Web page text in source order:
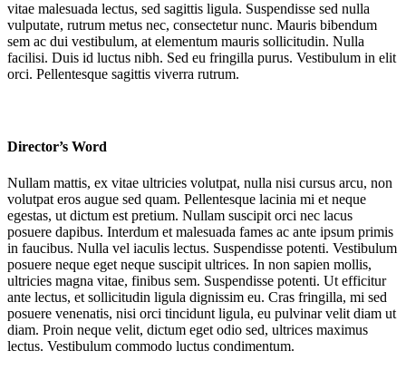
vitae malesuada lectus, sed sagittis ligula. Suspendisse sed nulla
vulputate, rutrum metus nec, consectetur nunc. Mauris bibendum
sem ac dui vestibulum, at elementum mauris sollicitudin. Nulla
facilisi. Duis id luctus nibh. Sed eu fringilla purus. Vestibulum in elit
orci. Pellentesque sagittis viverra rutrum.
Director’s Word
Nullam mattis, ex vitae ultricies volutpat, nulla nisi cursus arcu, non
volutpat eros augue sed quam. Pellentesque lacinia mi et neque
egestas, ut dictum est pretium. Nullam suscipit orci nec lacus
posuere dapibus. Interdum et malesuada fames ac ante ipsum primis
in faucibus. Nulla vel iaculis lectus. Suspendisse potenti. Vestibulum
posuere neque eget neque suscipit ultrices. In non sapien mollis,
ultricies magna vitae, finibus sem. Suspendisse potenti. Ut efficitur
ante lectus, et sollicitudin ligula dignissim eu. Cras fringilla, mi sed
posuere venenatis, nisi orci tincidunt ligula, eu pulvinar velit diam ut
diam. Proin neque velit, dictum eget odio sed, ultrices maximus
lectus. Vestibulum commodo luctus condimentum.